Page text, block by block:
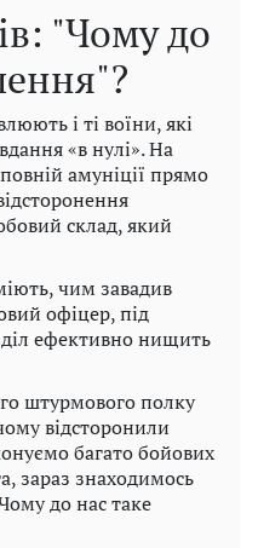
"Чому до
і ті воїни, які
«в нулі». На
амуніції прямо
склад, який
чим завадив
офіцер, під
ефективно нищить
штурмового полку
відсторонили
багато бойових
зараз знаходимось
до нас таке